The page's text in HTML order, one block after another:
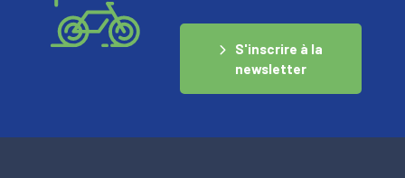
S'inscrire à la
newsletter